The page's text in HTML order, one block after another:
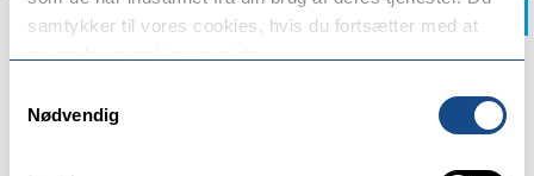
samtykker til vores cookies, hvis du fortsætter med at
Nødvendig
Skal du nå at købe et Holbæk gavekort